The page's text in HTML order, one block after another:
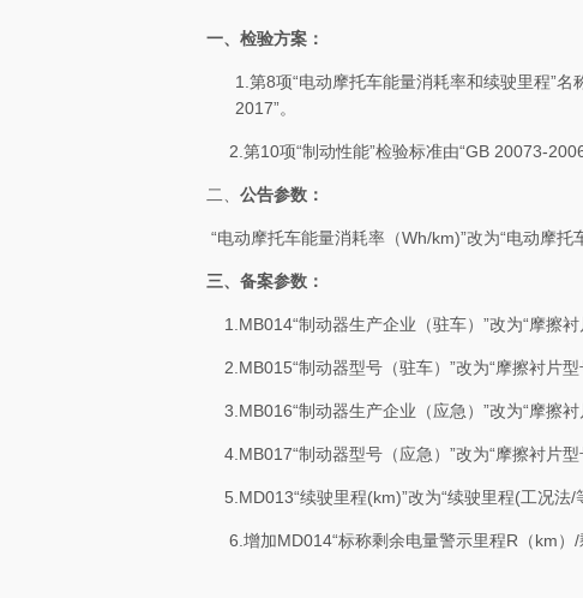
一、检验方案：
1.第8项“电动摩托车能量消耗率和续驶里程”
2017”。
2.第10项“制动性能”检验标准由“GB 20073-
二、 公告参数：
“电动摩托车能量消耗率（Wh/km)”改为“电动摩托
三、备案参数：
1.MB014“制动器生产企业（驻车）”改为“摩擦衬
2.MB015“制动器型号（驻车）”改为“摩擦衬片型
3.MB016“制动器生产企业（应急）”改为“摩擦衬
4.MB017“制动器型号（应急）”改为“摩擦衬片型
5.MD013“续驶里程(km)”改为“续驶里程(工况法/
6.增加MD014“标称剩余电量警示里程R （km） /